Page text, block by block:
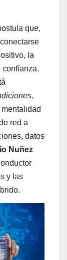
que,
la
confianza.
.
red a
datos
Nuñez
y las